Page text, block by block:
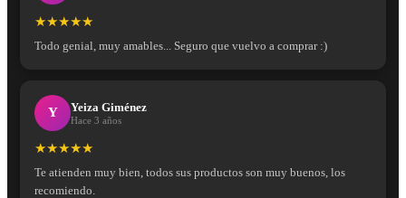
★★★★★
Todo genial, muy amables... Seguro que vuelvo a comprar :)
Y Yeiza Giménez
Hace 3 años
★★★★★
Te atienden muy bien, todos sus productos son muy buenos, los
recomiendo.